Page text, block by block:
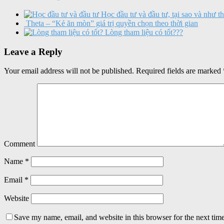
Học đầu tư và đầu tư, tại sao và như
Theta – “Kẻ ăn mòn” giá trị quyền chọn theo thời gian
Lòng tham liệu có tốt???
Leave a Reply
Your email address will not be published. Required fields are marked
Comment
Name *
Email *
Website
Save my name, email, and website in this browser for the next